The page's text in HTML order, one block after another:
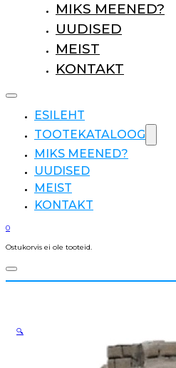
MIKS MEENED?
UUDISED
MEIST
KONTAKT
ESILEHT
TOOTEKATALOOG
MIKS MEENED?
UUDISED
MEIST
KONTAKT
0
Ostukorvis ei ole tooteid.
🔍